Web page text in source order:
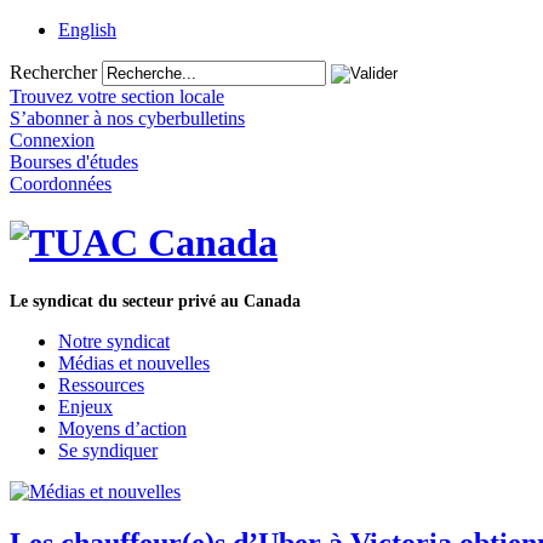
English
Rechercher
Trouvez votre section locale
S’abonner à nos cyberbulletins
Connexion
Bourses d'études
Coordonnées
Le syndicat du secteur privé au Canada
Notre syndicat
Médias et nouvelles
Ressources
Enjeux
Moyens d’action
Se syndiquer